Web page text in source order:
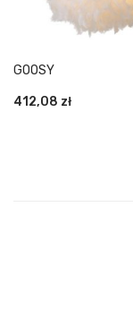
GOOSY
412,08 zł